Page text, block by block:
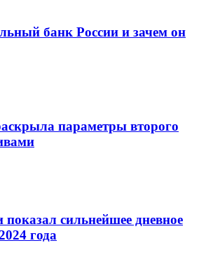
банк России и зачем он
параметры второго
сильнейшее дневное
года